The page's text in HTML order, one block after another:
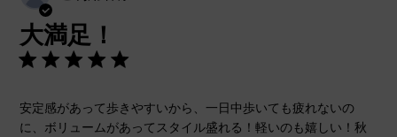
大満足！
安定感があって歩きやすいから、一日中歩いても疲れないの
に、ボリュームがあってスタイル盛れる！軽いのも嬉しい！秋